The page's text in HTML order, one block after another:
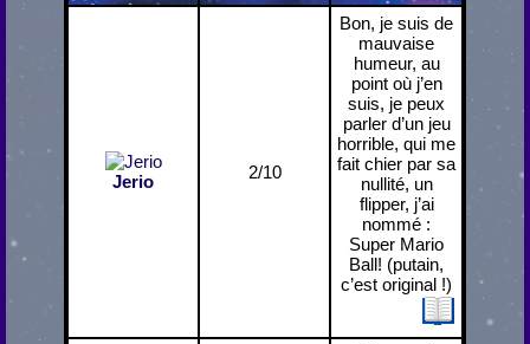
Jerio 2/10
Bon, je suis de
mauvaise
humeur, au
point où j’en
suis, je peux
parler d’un jeu
horrible, qui me
fait chier par sa
nullité, un
flipper, j’ai
nommé :
Super Mario
Ball! (putain,
c’est original !)